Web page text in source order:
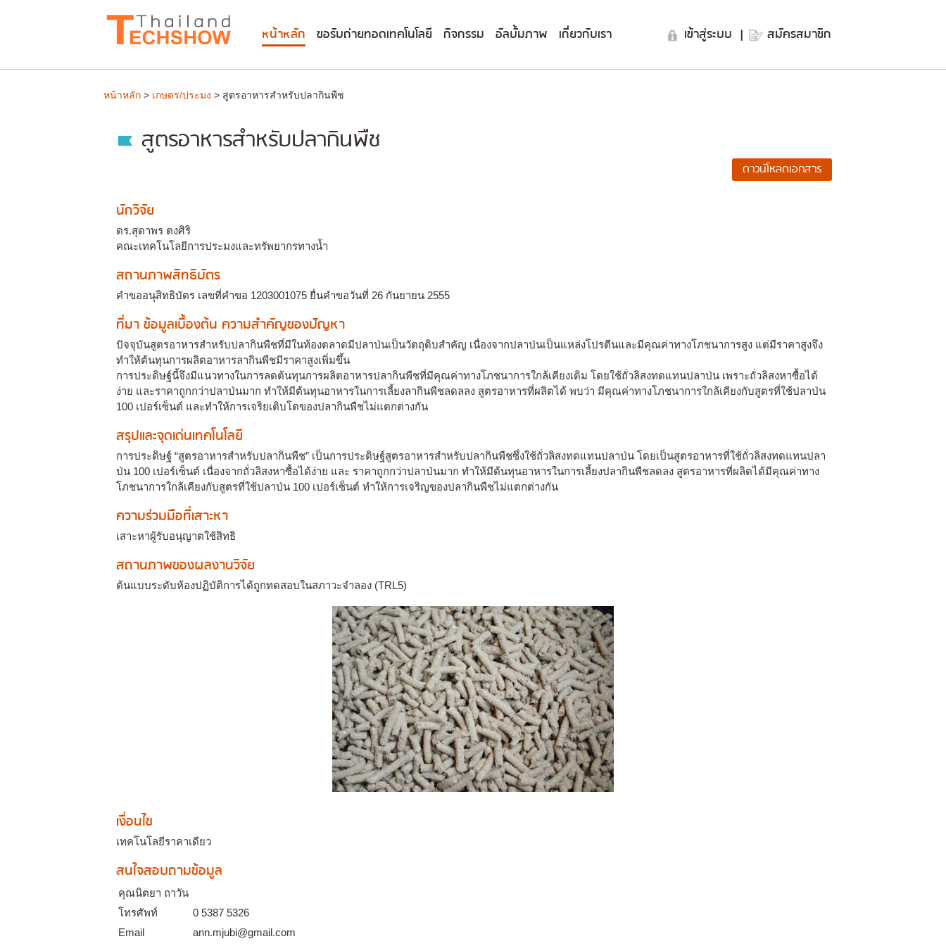
หน้าหลัก ขอรับถ่ายทอดเทคโนโลยี กิจกรรม อัลบั้มภาพ เกี่ยวกับเรา เข้าสู่ระบบ | สมัครสมาชิก
หน้าหลัก > เกษตร/ประมง > สูตรอาหารสำหรับปลากินพืช
สูตรอาหารสำหรับปลากินพืช
นักวิจัย
ดร.สุดาพร ตงศิริ
คณะเทคโนโลยีการประมงและทรัพยากรทางน้ำ
สถานภาพสิทธิบัตร
คำขออนุสิทธิบัตร เลขที่คำขอ 1203001075 ยื่นคำขอวันที่ 26 กันยายน 2555
ที่มา ข้อมูลเบื้องต้น ความสำคัญของปัญหา
ปัจจุบันสูตรอาหารสำหรับปลากินพืชที่มีในท้องตลาดมีปลาป่นเป็นวัตถุดิบสำคัญ เนื่องจากปลาป่นเป็นแหล่งโปรตีนและมีคุณค่าทางโภชนาการสูง แต่มีราคาสูงจึง
ทำให้ต้นทุนการผลิตอาหารลากินพืชมีราคาสูงเพิ่มขึ้น
การประดิษฐ์นี้จึงมีแนวทางในการลดต้นทุนการผลิตอาหารปลากินพืชที่มีคุณค่าทางโภชนาการใกล้เคียงเดิม โดยใช้ถั่วลิสงทดแทนปลาป่น เพราะถั่วลิสงหาซื้อได้
ง่าย และราคาถูกกว่าปลาป่นมาก ทำให้มีต้นทุนอาหารในการเลี้ยงลากินพืชลดลลง สูตรอาหารที่ผลิตได้ พบว่า มีคุณค่าทางโภชนาการใกล้เคียงกับสูตรที่ใช้ปลาป่น
100 เปอร์เซ็นต์ และทำให้การเจริยเติบโตของปลากินพืชไม่แตกต่างกัน
สรุปและจุดเด่นเทคโนโลยี
การประดิษฐ์ “สูตรอาหารสำหรับปลากินพืช” เป็นการประดิษฐ์สูตรอาหารสำหรับปลากินพืชซึ่งใช้ถั่วลิสงทดแทนปลาป่น โดยเป็นสูตรอาหารที่ใช้ถั่วลิสงทดแทนปลา
ป่น 100 เปอร์เซ็นต์ เนื่องจากถั่วลิสงหาซื้อได้ง่าย และ ราคาถูกกว่าปลาป่นมาก ทำให้มีต้นทุนอาหารในการเลี้ยงปลากินพืชลดลง สูตรอาหารที่ผลิตได้มีคุณค่าทาง
โภชนาการใกล้เคียงกับสูตรที่ใช้ปลาป่น 100 เปอร์เซ็นต์ ทำให้การเจริญของปลากินพืชไม่แตกต่างกัน
ความร่วมมือที่เสาะหา
เสาะหาผู้รับอนุญาตใช้สิทธิ
สถานภาพของผลงานวิจัย
ต้นแบบระดับห้องปฏิบัติการได้ถูกทดสอบในสภาวะจำลอง (TRL5)
เงื่อนไข
เทคโนโลยีราคาเดียว
สนใจสอบถามข้อมูล
คุณนิตยา ถาวัน
โทรศัพท์
0 5387 5326
Email
ann.mjubi@gmail.com